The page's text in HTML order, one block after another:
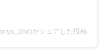
がシェアした投稿